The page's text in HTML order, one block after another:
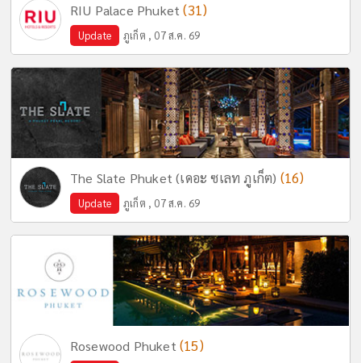
RIU Palace Phuket(31)
Update ภูเก็ต , 07 ส.ค. 69
The Slate Phuket (เดอะ ซเลท ภูเก็ต) (16)
Update ภูเก็ต , 07 ส.ค. 69
Rosewood Phuket (15)